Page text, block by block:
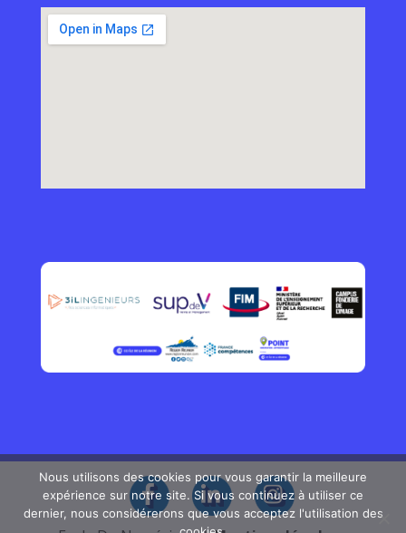
Nous utilisons des cookies pour vous garantir la meilleure
expérience sur notre site. Si vous continuez à utiliser ce
dernier, nous considérerons que vous acceptez l'utilisation des